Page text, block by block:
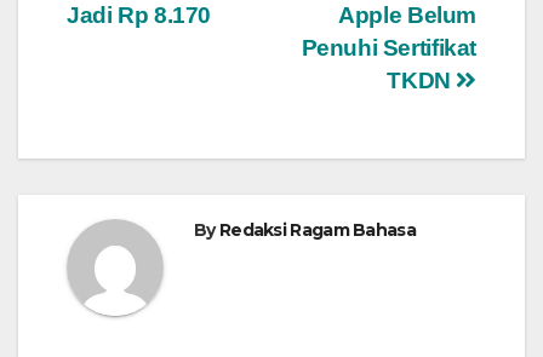
Apple Belum
Penuhi Sertifikat
TKDN
Jadi Rp 8.170
ByRedaksi Ragam Bahasa